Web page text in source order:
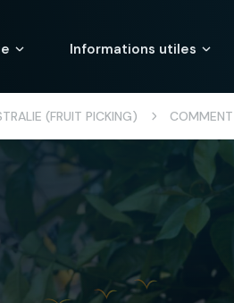
Informations utiles
(FRUIT PICKING) COMMENT